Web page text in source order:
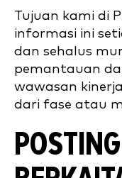
Tujuan kami di
informasi ini
dan sehalus
pemantauan
wawasan
dari fase atau